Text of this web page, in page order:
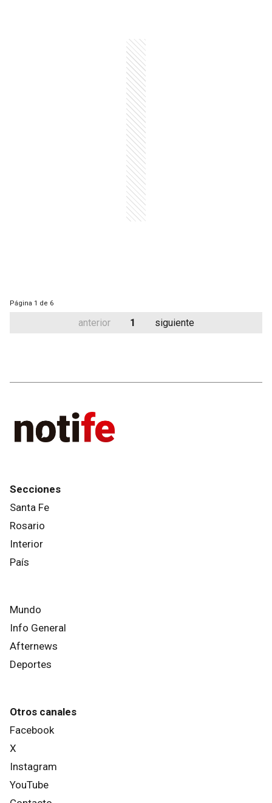
Página 1 de 6
anterior 1 siguiente
Secciones
Santa Fe
Rosario
Interior
País
Mundo
Info General
Afternews
Deportes
Otros canales
Facebook
X
Instagram
YouTube